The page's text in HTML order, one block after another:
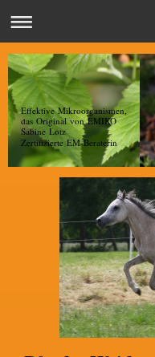
Effektive Mikroorganismen,
das Original von EMIKO
Sabine Lotz
Zertifizierte EM-Beraterin